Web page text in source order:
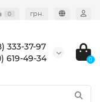
0 грн.
333-37-97
619-49-34
0